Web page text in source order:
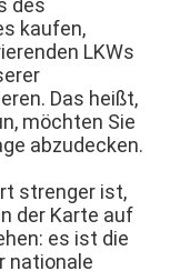
kaufen,
LKWs
Das heißt,
möchten Sie
abzudecken.
strenger ist,
der Karte auf
es ist die
nationale